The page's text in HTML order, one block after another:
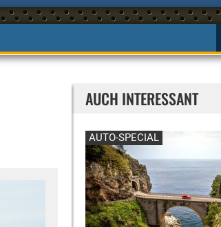
AUCH INTERESSANT
AUTO-SPECIAL